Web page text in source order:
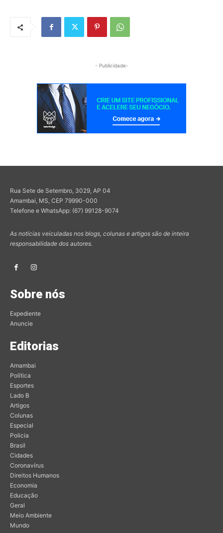
- Publicidade-
Rua Sete de Setembro, 3029, AP 04
Amambai, MS, CEP 79990-000
Telefone e WhatsApp: (67) 99128-9074
As notícias veiculadas nos blogs, colunas e artigos são de inteira
responsabilidade dos autores.
Sobre nós
Expediente
Anuncie
Editorias
Amambai
Política
Esportes
Lado B
Artigos
Colunas
Especial
Policia
Brasil
Cidades
Coronavírus
Direitos Humanos
Economia
Educação
Geral
Meio Ambiente
Mundo